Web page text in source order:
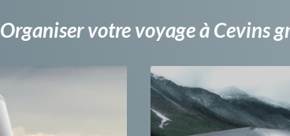
Organiser votre voyage à Cevins